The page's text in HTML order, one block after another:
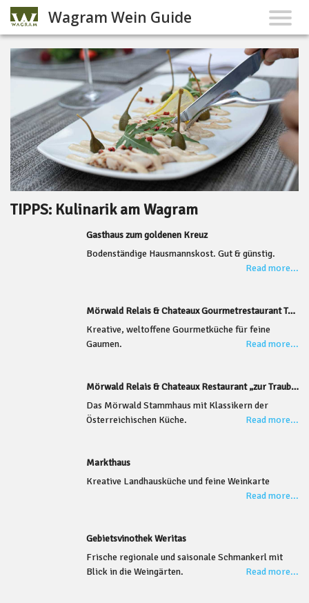
TIPPS: Kulinarik am Wagram
Gasthaus zum goldenen Kreuz
Bodenständige Hausmannskost. Gut & günstig.
Read more...
Mörwald Relais & Chateaux Gourmetrestaurant Toni M.
Kreative, weltoffene Gourmetküche für feine
Gaumen.
Read more...
Mörwald Relais & Chateaux Restaurant „zur Traube“
Das Mörwald Stammhaus mit Klassikern der
Österreichischen Küche.
Read more...
Markthaus
Kreative Landhausküche und feine Weinkarte
Read more...
Gebietsvinothek Weritas
Frische regionale und saisonale Schmankerl mit
Blick in die Weingärten.
Read more...
Wagram Wein Guide